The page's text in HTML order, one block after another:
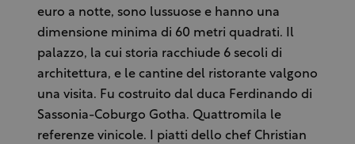
euro a notte, sono lussuose e hanno una
dimensione minima di 60 metri quadrati. Il
palazzo, la cui storia racchiude 6 secoli di
architettura, e le cantine del ristorante valgono
una visita. Fu costruito dal duca Ferdinando di
Sassonia-Coburgo Gotha. Quattromila le
referenze vinicole. I piatti dello chef Christian